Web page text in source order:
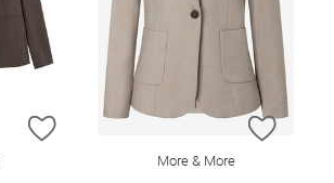
ZUR WUNSCHLISTE HINZUFÜGEN
ZUR
More & More